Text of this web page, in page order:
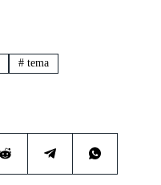
# tema